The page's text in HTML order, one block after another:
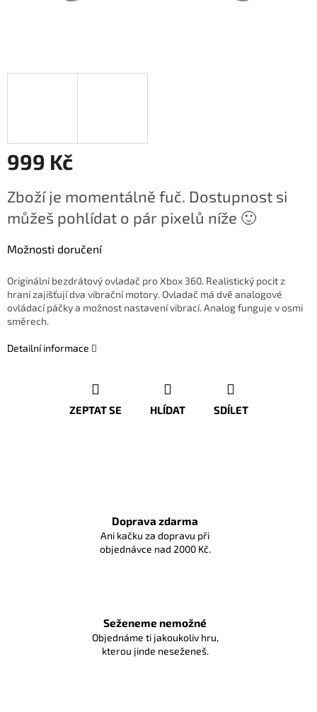
999 Kč
cena:
Zboží je momentálně fuč. Dostupnost si
můžeš pohlídat o pár pixelů níže 🙂
Možnosti doručení
Originální bezdrátový ovladač pro Xbox 360. Realistický pocit z
hraní zajišťují dva vibrační motory. Ovladač má dvě analogové
ovládací páčky a možnost nastavení vibrací. Analog funguje v osmi
směrech.
Detailní informace
ZEPTAT SE HLÍDAT SDÍLET
Doprava zdarma
Ani kačku za dopravu při
objednávce nad 2000 Kč.
Seženeme nemožné
Objednáme ti jakoukoliv hru,
kterou jinde neseženeš.